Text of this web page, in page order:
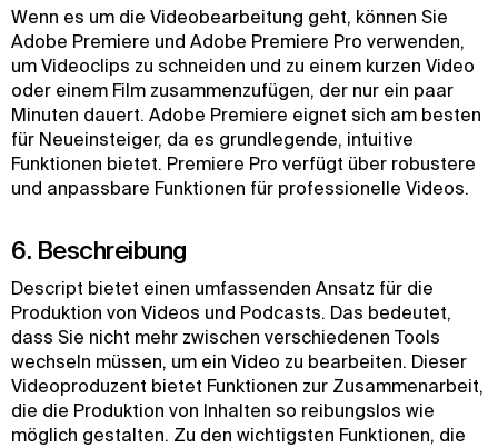
Wenn es um die Videobearbeitung geht, können Sie
Adobe Premiere und Adobe Premiere Pro verwenden,
um Videoclips zu schneiden und zu einem kurzen Video
oder einem Film zusammenzufügen, der nur ein paar
Minuten dauert. Adobe Premiere eignet sich am besten
für Neueinsteiger, da es grundlegende, intuitive
Funktionen bietet. Premiere Pro verfügt über robustere
und anpassbare Funktionen für professionelle Videos.
6. Beschreibung
Descript bietet einen umfassenden Ansatz für die
Produktion von Videos und Podcasts. Das bedeutet,
dass Sie nicht mehr zwischen verschiedenen Tools
wechseln müssen, um ein Video zu bearbeiten. Dieser
Videoproduzent bietet Funktionen zur Zusammenarbeit,
die die Produktion von Inhalten so reibungslos wie
möglich gestalten. Zu den wichtigsten Funktionen, die